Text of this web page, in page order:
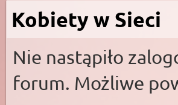
Kobiety w Sieci
Nie nastąpiło
forum. Możliwe